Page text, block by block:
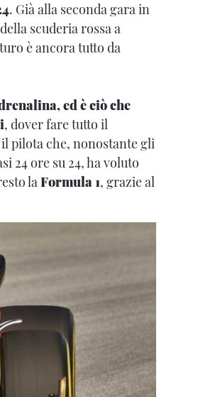
. Già alla seconda gara in
scuderia rossa a
è ancora tutto da
ed è ciò che
, dover fare tutto il
pilota che, nonostante gli
24 ore su 24, ha voluto
laFormula 1, grazie al